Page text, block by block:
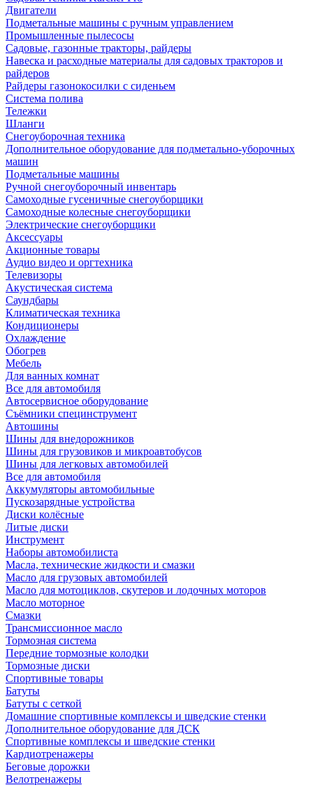
Двигатели
Подметальные машины с ручным управлением
Промышленные пылесосы
Садовые, газонные тракторы, райдеры
Навеска и расходные материалы для садовых тракторов и
райдеров
Райдеры газонокосилки с сиденьем
Система полива
Тележки
Шланги
Снегоуборочная техника
Дополнительное оборудование для подметально-уборочных
машин
Подметальные машины
Ручной снегоуборочный инвентарь
Самоходные гусеничные снегоуборщики
Самоходные колесные снегоуборщики
Электрические снегоуборщики
Аксессуары
Акционные товары
Аудио видео и оргтехника
Телевизоры
Акустическая система
Саундбары
Климатическая техника
Кондиционеры
Охлаждение
Обогрев
Мебель
Для ванных комнат
Все для автомобиля
Автосервисное оборудование
Съёмники специнструмент
Автошины
Шины для внедорожников
Шины для грузовиков и микроавтобусов
Шины для легковых автомобилей
Все для автомобиля
Аккумуляторы автомобильные
Пускозарядные устройства
Диски колёсные
Литые диски
Инструмент
Наборы автомобилиста
Масла, технические жидкости и смазки
Масло для грузовых автомобилей
Масло для мотоциклов, скутеров и лодочных моторов
Масло моторное
Смазки
Трансмиссионное масло
Тормозная система
Передние тормозные колодки
Тормозные диски
Спортивные товары
Батуты
Батуты с сеткой
Домашние спортивные комплексы и шведские стенки
Дополнительное оборудование для ДСК
Спортивные комплексы и шведские стенки
Кардиотренажеры
Беговые дорожки
Велотренажеры